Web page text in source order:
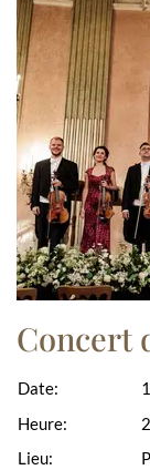
Concert
Date:
Heure:
Lieu: